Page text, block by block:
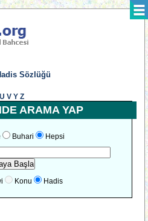
Sözlüğü
U V Y Z
ARAMA YAP
Buhari Hepsi
Konu Hadis